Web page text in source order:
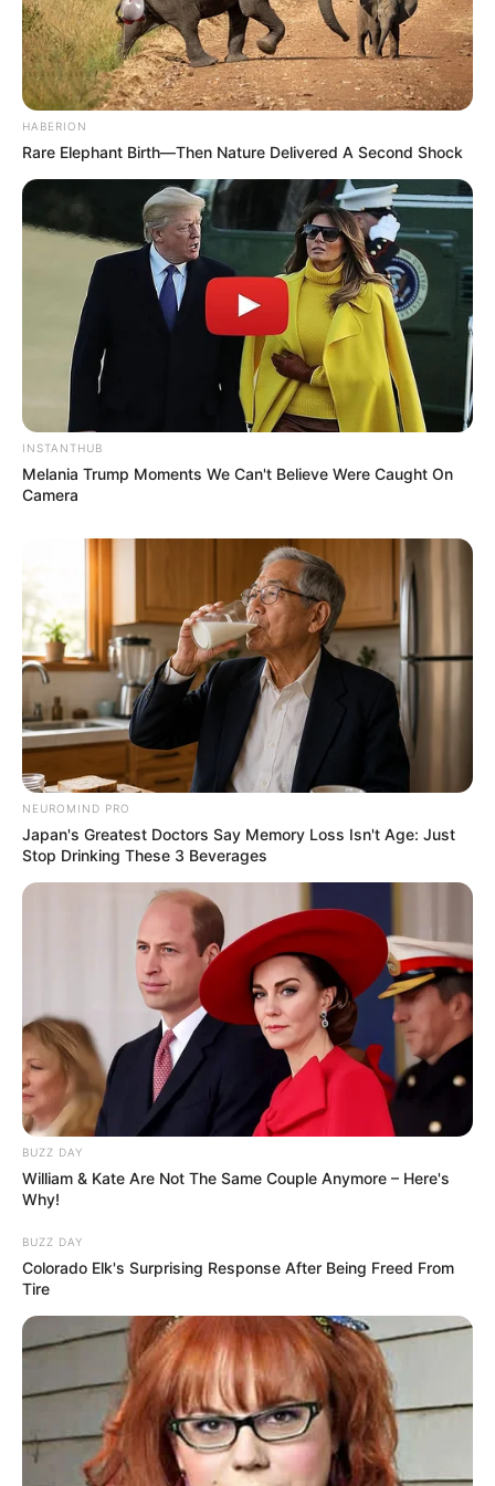
Serem! 9 Chat Ojek Online &
Pelanggan Ini Bikin Auto
Merinding
Bikin Ngakak, 10 Potret
Cosplay Murah Pakai Bahan
Anti Mainstream, 10 Cara
Membawa Barang Belanjaan
Versi Warga Thailand
Langka Banget! 10 Pose Lucu
Katak yang Bikin Ketawa
Gemes
HABERION
Rare Elephant Birth—Then Nature Delivered A Second Shock
INSTANTHUB
Melania Trump Moments We Can't Believe Were Caught On
Camera
NEUROMIND PRO
Japan's Greatest Doctors Say Memory Loss Isn't Age: Just
Stop Drinking These 3 Beverages
BUZZ DAY
William & Kate Are Not The Same Couple Anymore – Here's
Why!
BUZZ DAY
Colorado Elk's Surprising Response After Being Freed From
Tire